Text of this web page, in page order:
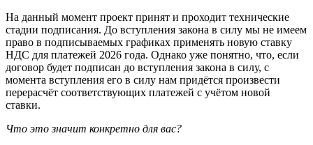
На данный момент проект принят и проходит технические
стадии подписания. До вступления закона в силу мы не имеем
право в подписываемых графиках применять новую ставку
НДС для платежей 2026 года. Однако уже понятно, что, если
договор будет подписан до вступления закона в силу, с
момента вступления его в силу нам придётся произвести
перерасчёт соответствующих платежей с учётом новой
ставки.
Что это значит конкретно для вас?